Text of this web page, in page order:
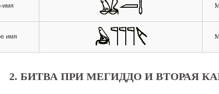
имя
имя
2. БИТВА ПРИ МЕГИДДО И ВТОРАЯ